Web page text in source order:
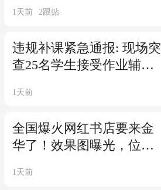
鱼”！浙江将有大到暴雨！
1天前 2跟贴
违规补课紧急通报: 现场突
查25名学生接受作业辅
地通报3起违规案例！
1天前
全国爆火网红书店要来金
华了！效果图曝光，位置
1天前